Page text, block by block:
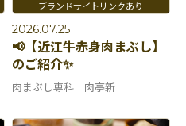
2026.07.25
📢【近江牛赤身肉まぶし】
のご紹介✨
肉まぶし専科 肉亭新